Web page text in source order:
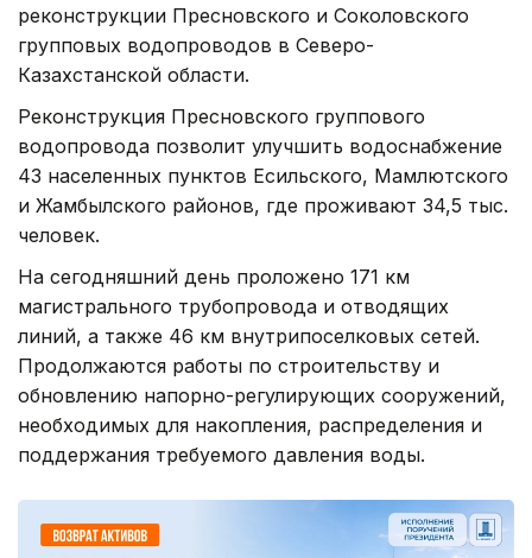
реконструкции Пресновского и Соколовского
групповых водопроводов в Северо-
Казахстанской области.
Реконструкция Пресновского группового
водопровода позволит улучшить водоснабжение
43 населенных пунктов Есильского, Мамлютского
и Жамбылского районов, где проживают 34,5 тыс.
человек.
На сегодняшний день проложено 171 км
магистрального трубопровода и отводящих
линий, а также 46 км внутрипоселковых сетей.
Продолжаются работы по строительству и
обновлению напорно-регулирующих сооружений,
необходимых для накопления, распределения и
поддержания требуемого давления воды.